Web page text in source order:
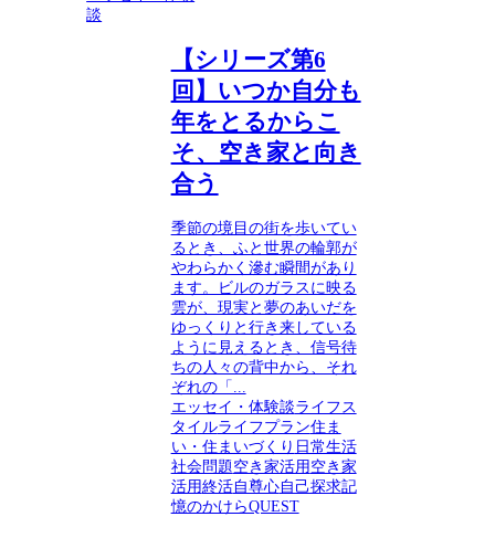
談
【シリーズ第6
回】いつか自分も
年をとるからこ
そ、空き家と向き
合う
季節の境目の街を歩いてい
るとき、ふと世界の輪郭が
やわらかく滲む瞬間があり
ます。ビルのガラスに映る
雲が、現実と夢のあいだを
ゆっくりと行き来している
ように見えるとき、信号待
ちの人々の背中から、それ
ぞれの「...
エッセイ・体験談ライフス
タイルライフプラン住ま
い・住まいづくり 日常生活
社会問題空き家活用 空き家
活用終活自尊心自己探求記
憶のかけらQUEST